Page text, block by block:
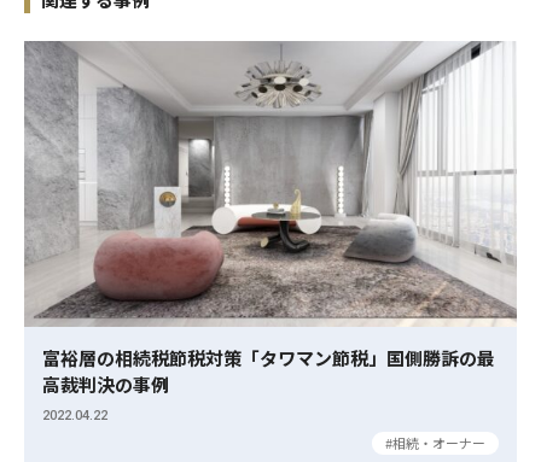
富裕層の相続税節税対策「タワマン節税」国側勝訴の最
高裁判決の事例
2022.04.22
相続・オーナー